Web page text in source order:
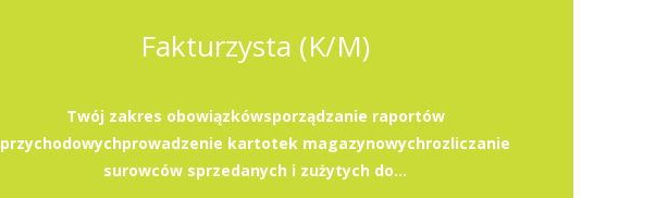
Fakturzysta (K/M)
Twój zakres obowiązkówsporządzanie raportów
przychodowychprowadzenie kartotek magazynowychrozliczanie
surowców sprzedanych i zużytych do...